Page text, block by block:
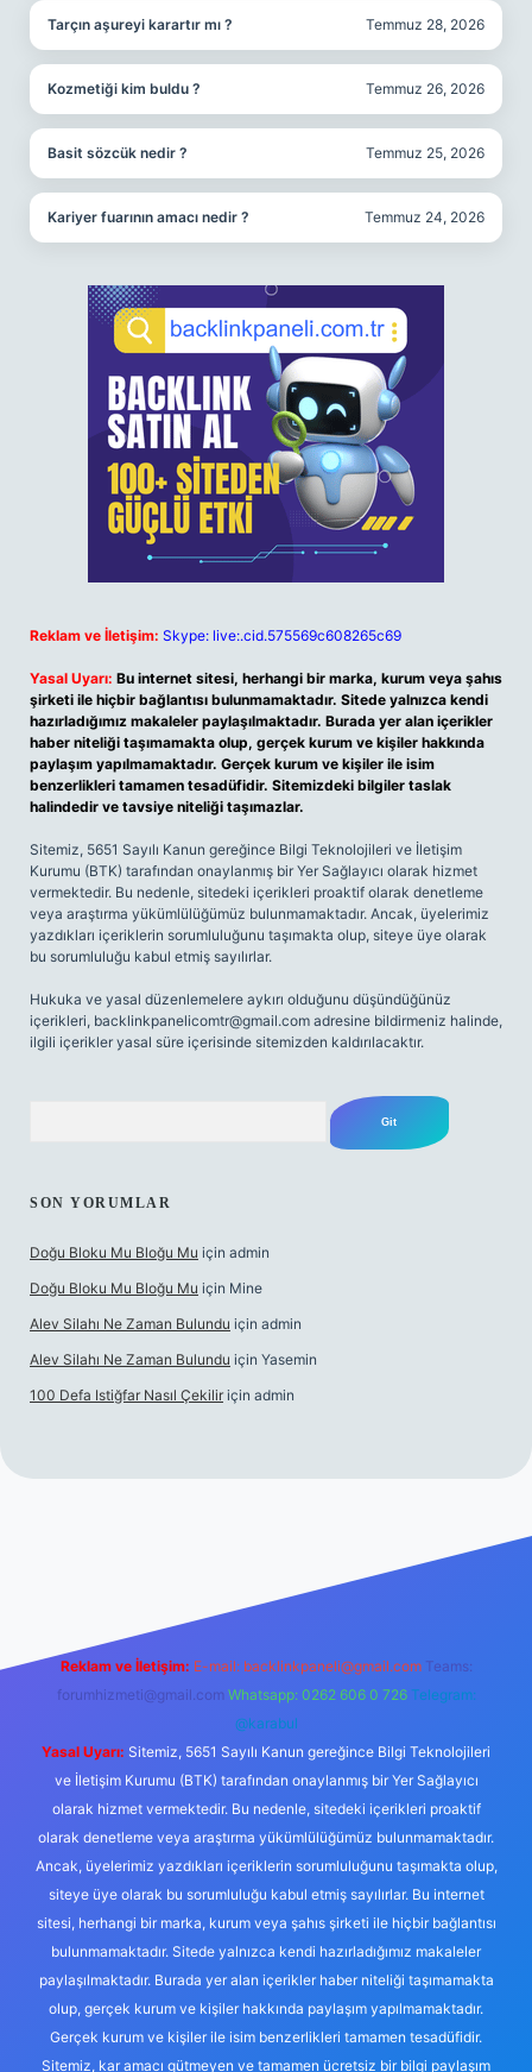
Tarçın aşureyi karartır mı ? Temmuz 28, 2026
Kozmetiği kim buldu ? Temmuz 26, 2026
Basit sözcük nedir ? Temmuz 25, 2026
Kariyer fuarının amacı nedir ? Temmuz 24, 2026
Reklam ve İletişim: Skype: live:.cid.575569c608265c69
Yasal Uyarı: Bu internet sitesi, herhangi bir marka, kurum veya şahıs
şirketi ile hiçbir bağlantısı bulunmamaktadır. Sitede yalnızca kendi
hazırladığımız makaleler paylaşılmaktadır. Burada yer alan içerikler
haber niteliği taşımamakta olup, gerçek kurum ve kişiler hakkında
paylaşım yapılmamaktadır. Gerçek kurum ve kişiler ile isim
benzerlikleri tamamen tesadüfidir. Sitemizdeki bilgiler taslak
halindedir ve tavsiye niteliği taşımazlar.
Sitemiz, 5651 Sayılı Kanun gereğince Bilgi Teknolojileri ve İletişim
Kurumu (BTK) tarafından onaylanmış bir Yer Sağlayıcı olarak hizmet
vermektedir. Bu nedenle, sitedeki içerikleri proaktif olarak denetleme
veya araştırma yükümlülüğümüz bulunmamaktadır. Ancak, üyelerimiz
yazdıkları içeriklerin sorumluluğunu taşımakta olup, siteye üye olarak
bu sorumluluğu kabul etmiş sayılırlar.
Hukuka ve yasal düzenlemelere aykırı olduğunu düşündüğünüz
içerikleri, backlinkpanelicomtr@gmail.com adresine bildirmeniz halinde,
ilgili içerikler yasal süre içerisinde sitemizden kaldırılacaktır.
SON YORUMLAR
Doğu Bloku Mu Bloğu Mu için admin
Doğu Bloku Mu Bloğu Mu için Mine
Alev Silahı Ne Zaman Bulundu için admin
Alev Silahı Ne Zaman Bulundu için Yasemin
100 Defa Istiğfar Nasıl Çekilir için admin
Reklam ve İletişim: E-mail: backlinkpaneli@gmail.com Teams:
forumhizmeti@gmail.com Whatsapp: 0262 606 0 726 Telegram:
@karabul
Yasal Uyarı: Sitemiz, 5651 Sayılı Kanun gereğince Bilgi Teknolojileri
ve İletişim Kurumu (BTK) tarafından onaylanmış bir Yer Sağlayıcı
olarak hizmet vermektedir. Bu nedenle, sitedeki içerikleri proaktif
olarak denetleme veya araştırma yükümlülüğümüz bulunmamaktadır.
Ancak, üyelerimiz yazdıkları içeriklerin sorumluluğunu taşımakta olup,
siteye üye olarak bu sorumluluğu kabul etmiş sayılırlar. Bu internet
sitesi, herhangi bir marka, kurum veya şahıs şirketi ile hiçbir bağlantısı
bulunmamaktadır. Sitede yalnızca kendi hazırladığımız makaleler
paylaşılmaktadır. Burada yer alan içerikler haber niteliği taşımamakta
olup, gerçek kurum ve kişiler hakkında paylaşım yapılmamaktadır.
Gerçek kurum ve kişiler ile isim benzerlikleri tamamen tesadüfidir.
Sitemiz, kar amacı gütmeyen ve tamamen ücretsiz bir bilgi paylaşım